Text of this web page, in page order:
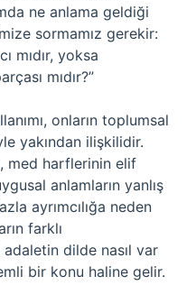
ne anlama geldiği
sormamız gerekir:
mıdır, yoksa
mıdır?”
onların toplumsal
yakından ilişkilidir.
med harflerinin elif
anlamların yanlış
ayrımcılığa neden
farklı
dilde nasıl var
bir konu haline gelir.